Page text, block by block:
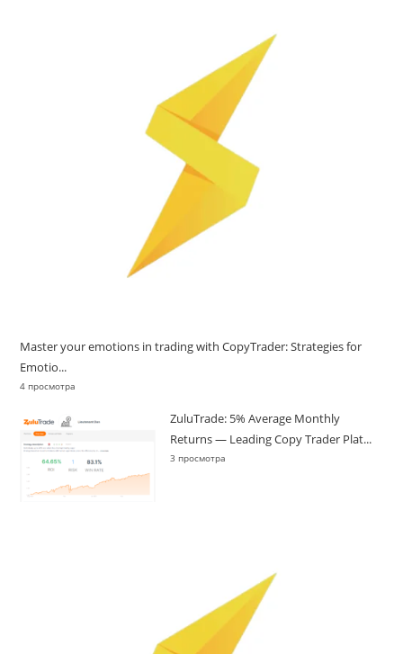
Master your emotions in trading with CopyTrader: Strategies for
Emotio...
4 просмотра
ZuluTrade: 5% Average Monthly
Returns — Leading Copy Trader Plat...
3 просмотра